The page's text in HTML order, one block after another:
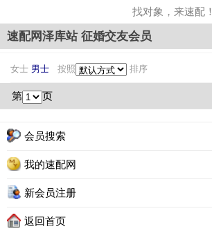
找对象，来速配！
速配网泽库站 征婚交友会员
女士 男士 按照 排序
第 页
会员搜索
我的速配网
新会员注册
返回首页